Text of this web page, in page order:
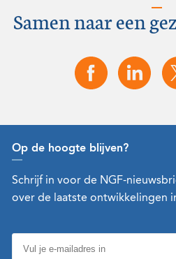
Samen naar een
Op de hoogte blijven?
Schrijf in voor de NGF-
over de laatste ontwikkelingen